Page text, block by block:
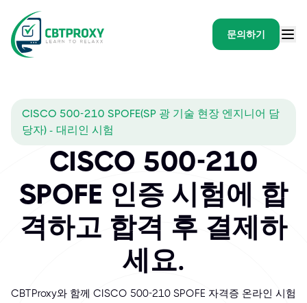
문의하기
CISCO 500-210 SPOFE(SP 광 기술 현장 엔지니어 담
당자) - 대리인 시험
CISCO 500-210
SPOFE 인증 시험에 합
격하고 합격 후 결제하
세요.
CBTProxy와 함께 CISCO 500-210 SPOFE 자격증 온라인 시험